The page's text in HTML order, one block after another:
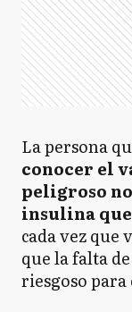
La persona
conocer el
peligroso
insulina
cada vez
que la falta
riesgoso